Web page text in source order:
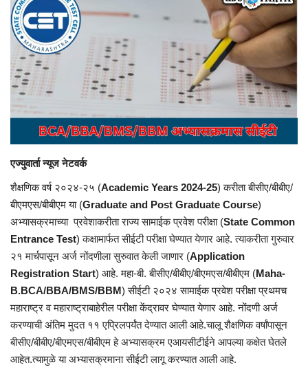
एज्युवार्ता न्यूज नेटवर्क
शैक्षणिक वर्ष २०२४-२५ (Academic Years 2024-25) करीता बीसीए/बीबीए/
बीएमएस/बीबीएम या (Graduate and Post Graduate Course)
अभ्यासक्रमाच्या प्रवेशाकरीता राज्य सामाईक प्रवेश परीक्षा (State Common
Entrance Test) कक्षामार्फत सीईटी परीक्षा घेण्यात येणार आहे. त्याकरीता गुरुवार
२१ मार्चपासून अर्ज नोंदणीला सुरुवात केली जाणार (Application
Registration Start) आहे. महा-बी. बीसीए/बीबीए/बीएमएस/बीबीएम (Maha-
B.BCA/BBA/BMS/BBM) सीईटी २०२४ सामाईक प्रवेश परीक्षा प्रथमच
महाराष्ट्र व महाराष्ट्राबाहेरील परीक्षा केंद्रावर घेण्यात येणार आहे. नोंदणी अर्ज
करण्याची अंतिम मुदत ११ एप्रिलपर्यंत देण्यात आली आहे.चालू शैक्षणिक वर्षांपासून
बीसीए/बीबीए/बीएमएस/बीबीएम हे अभ्यासक्रम एआयसीटीईने आपल्या कक्षेत घेतले
आहेत.त्यामुळे या अभ्यासक्रमाना सीईटी लागू करण्यात आली आहे.